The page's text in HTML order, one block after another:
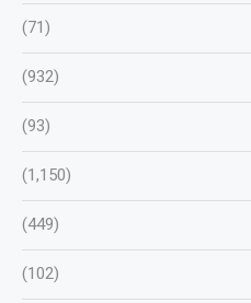
(71)
(932)
(93)
(1,150)
(449)
(102)